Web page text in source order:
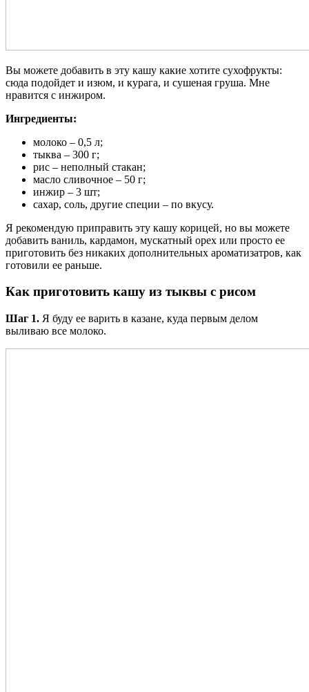
Вы можете добавить в эту кашу какие хотите сухофрукты:
сюда подойдет и изюм, и курага, и сушеная груша. Мне
нравится с инжиром.
Ингредиенты:
молоко – 0,5 л;
тыква – 300 г;
рис – неполный стакан;
масло сливочное – 50 г;
инжир – 3 шт;
сахар, соль, другие специи – по вкусу.
Я рекомендую приправить эту кашу корицей, но вы можете
добавить ваниль, кардамон, мускатный орех или просто ее
приготовить без никаких дополнительных ароматизатров, как
готовили ее раньше.
Как приготовить кашу из тыквы с рисом
Шаг 1. Я буду ее варить в казане, куда первым делом
выливаю все молоко.